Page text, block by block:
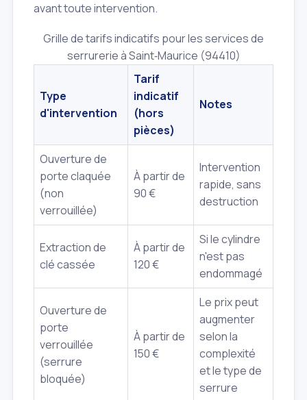
avant toute intervention.
Grille de tarifs indicatifs pour les services de
serrurerie à Saint‑Maurice (94410)
Type
d'intervention
Tarif
indicatif
(hors
pièces)
Notes
Ouverture de
porte claquée
(non
verrouillée)
À partir de
90 €
Intervention
rapide, sans
destruction
Extraction de
clé cassée
À partir de
120 €
Si le cylindre
n'est pas
endommagé
Ouverture de
porte
verrouillée
(serrure
bloquée)
À partir de
150 €
Le prix peut
augmenter
selon la
complexité
et le type de
serrure